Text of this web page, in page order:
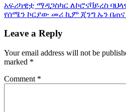
አፍሪካዊቷ ማዳጋስካር ለኮሮናቫይረስ
የሰሜን ኮርያው መሪ ኪም ጂንግ ኡን በጠና
Leave a Reply
Your email address will not be
marked *
Comment *